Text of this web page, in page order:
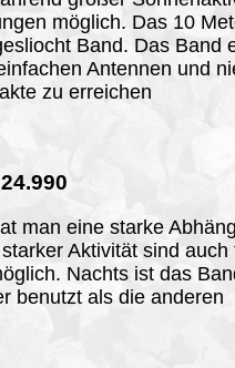
möglich. Das 10
Band. Das Band
Antennen und
zu erreichen
man eine starke
Aktivität sind auch
Nachts ist das
benutzt als die anderen